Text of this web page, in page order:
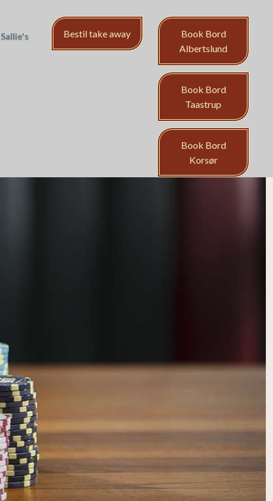
Bestil take away
Book Bord​
Albertslund
Book Bord
Taastrup​
Book Bord​
Korsør